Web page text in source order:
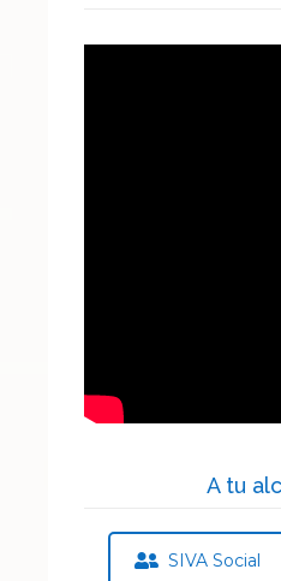
A tu
SIVA Social